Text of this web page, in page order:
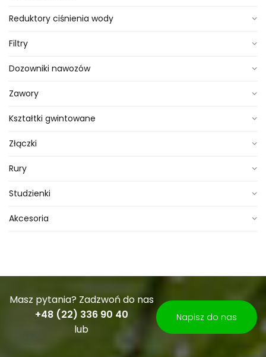
Reduktory ciśnienia wody
Filtry
Dozowniki nawozów
Zawory
Kształtki gwintowane
Złączki
Rury
Studzienki
Akcesoria
Masz pytania? Zadzwoń do nas
+48 (22) 336 90 40
lub
Napisz do nas